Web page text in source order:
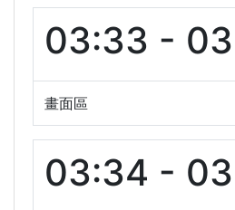
03:33 -
畫面區
03:34 -